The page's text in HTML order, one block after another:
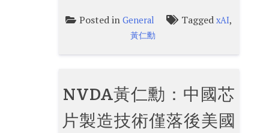
Posted inGeneral TaggedxAI,
黃仁勳
NVDA黃仁勳：中國芯
片製造技術僅落後美國